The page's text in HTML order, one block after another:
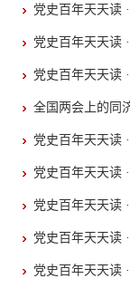
党史百年天天读
党史百年天天读
党史百年天天读
全国两会上的同
党史百年天天读
党史百年天天读
党史百年天天读
党史百年天天读
党史百年天天读